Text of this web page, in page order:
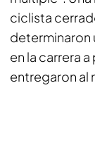
ciclista
determinaron
en la carrera
entregaron al